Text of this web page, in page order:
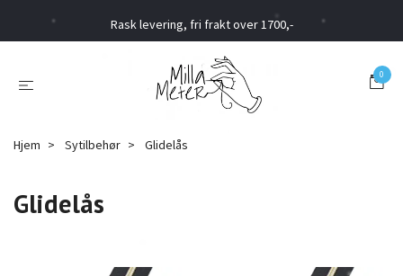
Rask levering, fri frakt over 1700,-
0
Hjem Sytilbehør Glidelås
Glidelås